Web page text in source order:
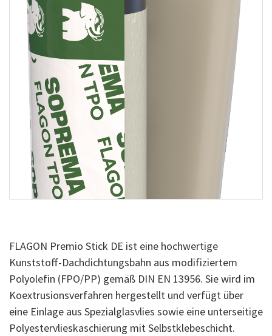
FLAGON Premio Stick DE ist eine hochwertige
Kunststoff-Dachdichtungsbahn aus modifiziertem
Polyolefin (FPO/PP) gemäß DIN EN 13956. Sie wird im
Koextrusionsverfahren hergestellt und verfügt über
eine Einlage aus Spezialglasvlies sowie eine unterseitige
Polyestervlieskaschierung mit Selbstklebeschicht.